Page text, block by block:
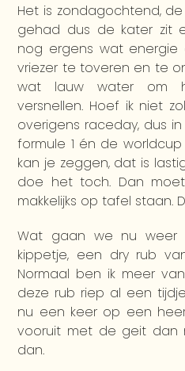
Het is zondagochtend,
gehad dus de kater zit
nog ergens wat
vriezer te toveren en te
wat lauw water om
versnellen. Hoef ik niet
overigens raceday, dus
formule 1 én de worldcup
kan je zeggen, dat is
doe het toch. Dan
makkelijks op tafel staan.
Wat gaan we nu weer
kippetje, een dry rub
Normaal ben ik meer
deze rub riep al een
nu een keer op een
vooruit met de geit dan
dan.